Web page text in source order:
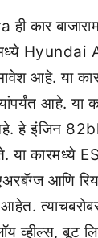
कार
Hyundai
आहे. या
आहे. या
हे इंजिन
या कारमध्ये
आणि
व्हील्स, बूट